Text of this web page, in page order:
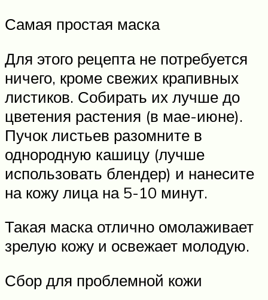
Самая простая маска
Для этого рецепта не потребуется
ничего, кроме свежих крапивных
листиков. Собирать их лучше до
цветения растения (в мае-июне).
Пучок листьев разомните в
однородную кашицу (лучше
использовать блендер) и нанесите
на кожу лица на 5-10 минут.
Такая маска отлично омолаживает
зрелую кожу и освежает молодую.
Сбор для проблемной кожи